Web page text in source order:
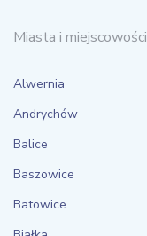
Miasta i miejscowości
Alwernia
Andrychów
Balice
Baszowice
Batowice